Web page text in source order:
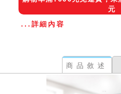
元
...詳細內容
商品敘述